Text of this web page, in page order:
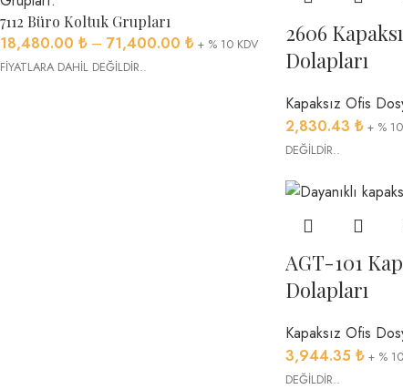
7112 Büro Koltuk Grupları
18,480.00 ₺ – 71,400.00 ₺ + % 10 KDV
FİYATLARA DAHİL DEĞİLDİR..
2606
Dolapları
Kapaksız Ofis
2,830.43 ₺ + %
DEĞİLDİR..
AGT-101
Dolapları
Kapaksız Ofis
3,944.35 ₺ + %
DEĞİLDİR..